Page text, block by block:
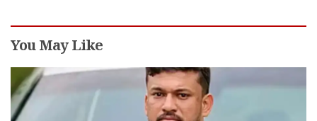
You May Like